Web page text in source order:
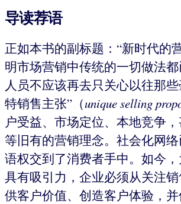
导读荐语
正如本书的副标题：“新时代的
明市场营销中传统的一切做法
人员不应该再去只关心以往那
特销售主张”（uniqueselling
户受益、市场定位、本地竞争
等旧有的营销理念。社会化网
语权交到了消费者手中。如今
具有吸引力，企业必须从关注
供客户价值、创造客户体验，